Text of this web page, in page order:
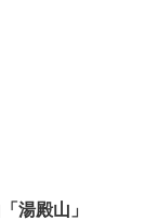
湯殿山」